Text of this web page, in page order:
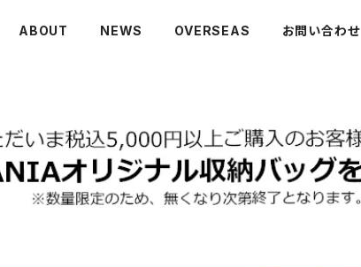
ABOUT NEWS OVERSEAS お問い合わせ